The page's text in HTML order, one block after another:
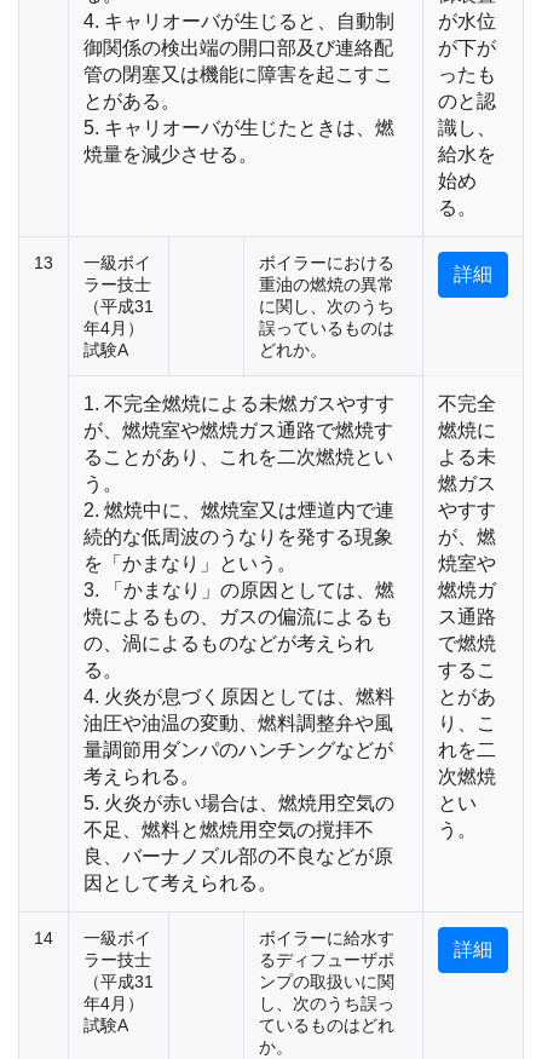
4. キャリオーバが生じると、自動制
御関係の検出端の開口部及び連絡配
管の閉塞又は機能に障害を起こすこ
とがある。
5. キャリオーバが生じたときは、燃
焼量を減少させる。
が水位
が下が
ったも
のと認
識し、
給水を
始め
る。
13
一級ボイ
ラー技士
（平成31
年4月）
試験A
ボイラーにおける
重油の燃焼の異常
に関し、次のうち
誤っているものは
どれか。
詳細
1. 不完全燃焼による未燃ガスやすす
が、燃焼室や燃焼ガス通路で燃焼す
ることがあり、これを二次燃焼とい
う。
2. 燃焼中に、燃焼室又は煙道内で連
続的な低周波のうなりを発する現象
を「かまなり」という。
3. 「かまなり」の原因としては、燃
焼によるもの、ガスの偏流によるも
の、渦によるものなどが考えられ
る。
4. 火炎が息づく原因としては、燃料
油圧や油温の変動、燃料調整弁や風
量調節用ダンパのハンチングなどが
考えられる。
5. 火炎が赤い場合は、燃焼用空気の
不足、燃料と燃焼用空気の撹拝不
良、バーナノズル部の不良などが原
因として考えられる。
不完全
燃焼に
よる未
燃ガス
やすす
が、燃
焼室や
燃焼ガ
ス通路
で燃焼
するこ
とがあ
り、こ
れを二
次燃焼
とい
う。
14
一級ボイ
ラー技士
（平成31
年4月）
試験A
ボイラーに給水す
るディフューザポ
ンプの取扱いに関
し、次のうち誤っ
ているものはどれ
か。
詳細